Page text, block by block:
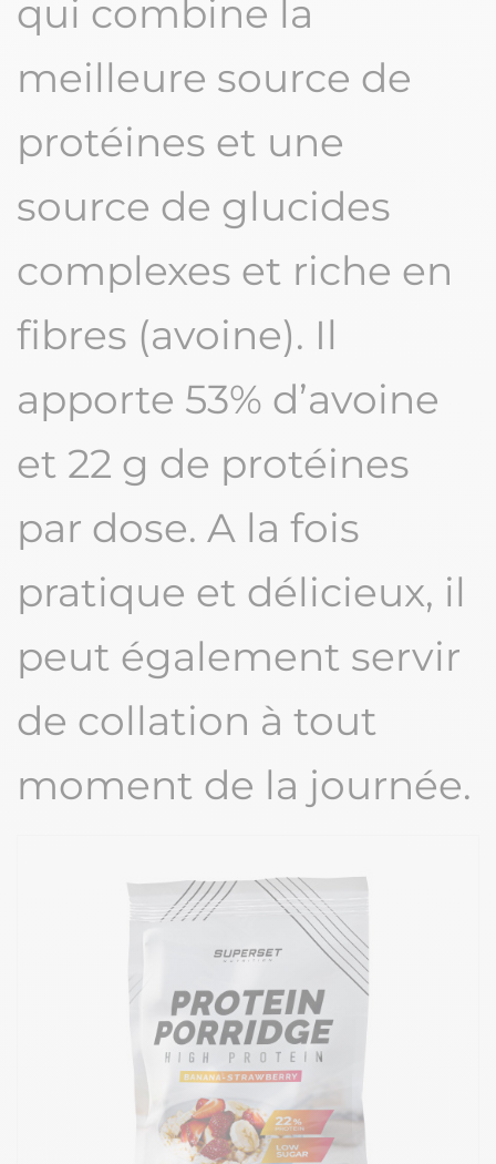
qui combine la
meilleure source de
protéines et une
source de glucides
complexes et riche en
fibres (avoine). Il
apporte 53% d’avoine
et 22 g de protéines
par dose. A la fois
pratique et délicieux, il
peut également servir
de collation à tout
moment de la journée.